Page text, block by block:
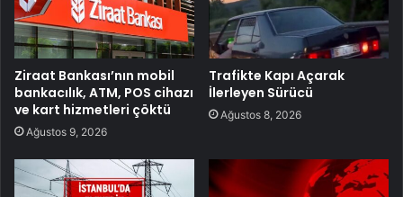
Ziraat Bankası’nın mobil
bankacılık, ATM, POS cihazı
ve kart hizmetleri çöktü
Ağustos 9, 2026
Trafikte Kapı Açarak
İlerleyen Sürücü
Ağustos 8, 2026